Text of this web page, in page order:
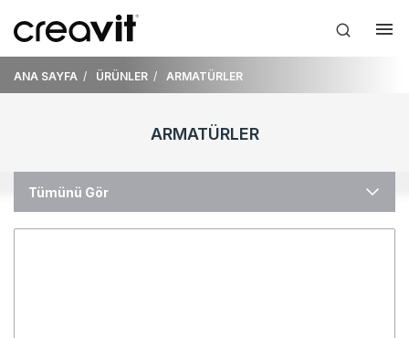
ANA SAYFA ÜRÜNLER ARMATÜRLER
ARMATÜRLER